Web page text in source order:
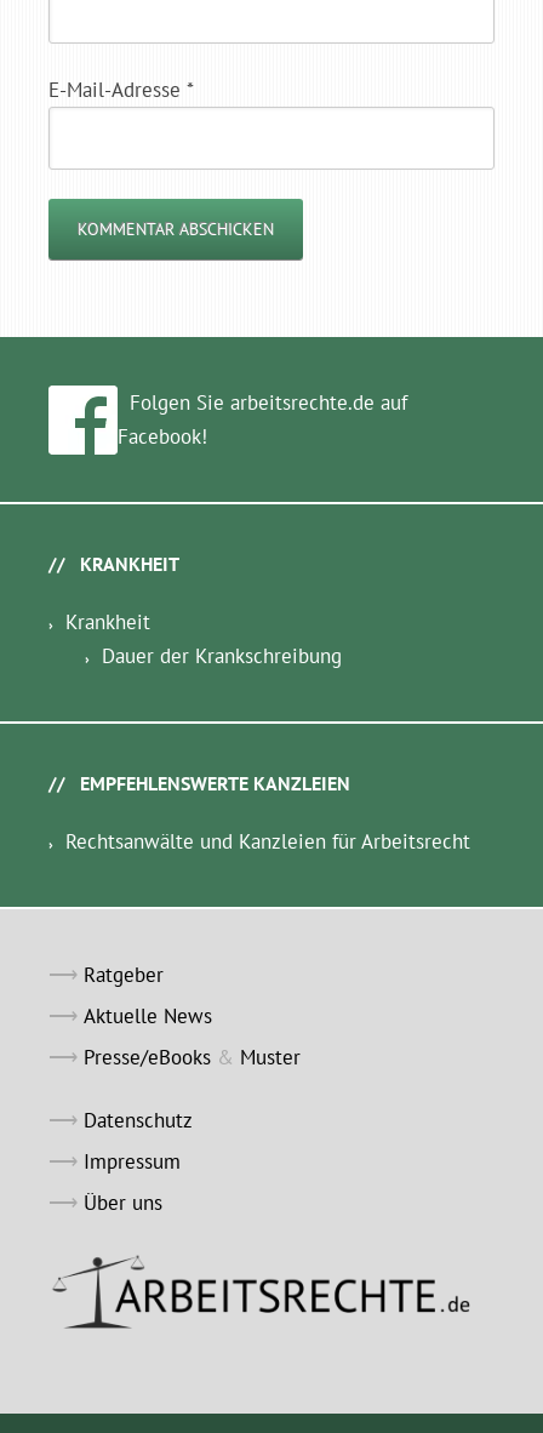
E-Mail-Adresse *
Folgen Sie arbeitsrechte.de auf
Facebook!
KRANKHEIT
Krankheit
Dauer der Krankschreibung
EMPFEHLENSWERTE KANZLEIEN
Rechtsanwälte und Kanzleien für Arbeitsrecht
Ratgeber
Aktuelle News
Presse/eBooks & Muster
Datenschutz
Impressum
Über uns